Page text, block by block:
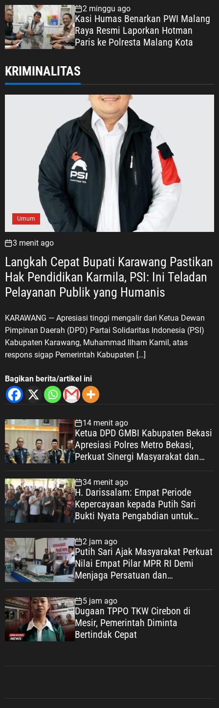
Dipertaruhkan
2 minggu ago
Kasi Humas Benarkan PWI Malang
Raya Resmi Laporkan Hotman
Paris ke Polresta Malang Kota
KRIMINALITAS
Umum
3 menit ago
Langkah Cepat Bupati Karawang Pastikan
Hak Pendidikan Karmila, PSI: Ini Teladan
Pelayanan Publik yang Humanis
KARAWANG — Apresiasi tinggi mengalir dari Ketua Dewan
Pimpinan Daerah (DPD) Partai Solidaritas Indonesia (PSI)
Kabupaten Karawang, Muhammad Ilham Kamil, atas
respons sigap Pemerintah Kabupaten […]
Bagikan berita/artikel ini
14 menit ago
Ketua DPD GMBI Kabupaten Bekasi
Apresiasi Polres Metro Bekasi,
Perkuat Sinergi Masyarakat dan
Kondusif
34 menit ago
H. Darissalam: Empat Periode
Kepercayaan kepada Putih Sari
Bukti Nyata Pengabdian untuk
2 jam ago
Putih Sari Ajak Masyarakat Perkuat
Nilai Empat Pilar MPR RI Demi
Menjaga Persatuan dan
5 jam ago
Dugaan TPPO TKW Cirebon di
Mesir, Pemerintah Diminta
Bertindak Cepat